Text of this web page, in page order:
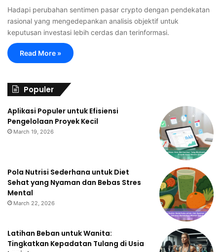
Hadapi perubahan sentimen pasar crypto dengan pendekatan
rasional yang mengedepankan analisis objektif untuk
keputusan investasi lebih cerdas dan terinformasi.
Read More »
Populer
Aplikasi Populer untuk Efisiensi
Pengelolaan Proyek Kecil
March 19, 2026
Pola Nutrisi Sederhana untuk Diet
Sehat yang Nyaman dan Bebas Stres
Mental
March 22, 2026
Latihan Beban untuk Wanita:
Tingkatkan Kepadatan Tulang di Usia